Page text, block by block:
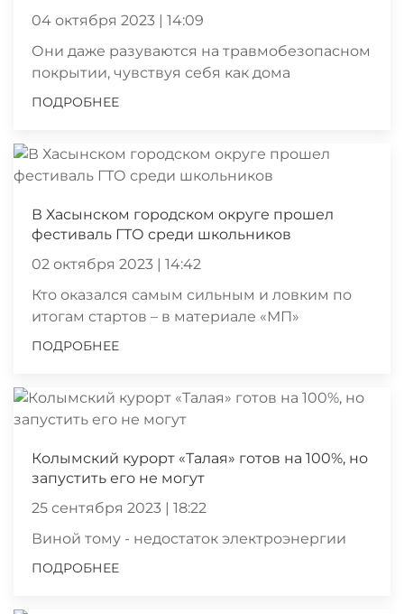
04 октября 2023 | 14:09
Они даже разуваются на травмобезопасном
покрытии, чувствуя себя как дома
ПОДРОБНЕЕ
В Хасынском городском округе прошел
фестиваль ГТО среди школьников
02 октября 2023 | 14:42
Кто оказался самым сильным и ловким по
итогам стартов – в материале «МП»
ПОДРОБНЕЕ
Колымский курорт «Талая» готов на 100%, но
запустить его не могут
25 сентября 2023 | 18:22
Виной тому - недостаток электроэнергии
ПОДРОБНЕЕ